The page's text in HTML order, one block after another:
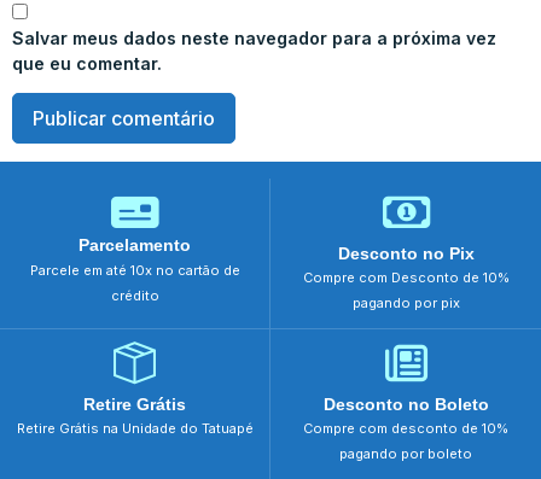
Salvar meus dados neste navegador para a próxima vez
que eu comentar.
Parcelamento
Parcele em até 10x no cartão de
crédito
Desconto no Pix
Compre com Desconto de 10%
pagando por pix
Retire Grátis
Retire Grátis na Unidade do Tatuapé
Desconto no Boleto
Compre com desconto de 10%
pagando por boleto